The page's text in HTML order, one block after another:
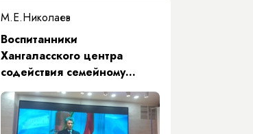
М.Е.Николаев
​Воспитанники
Хангаласского центра
содействия семейному
воспитанию почтили память
Первого Президента Якутии